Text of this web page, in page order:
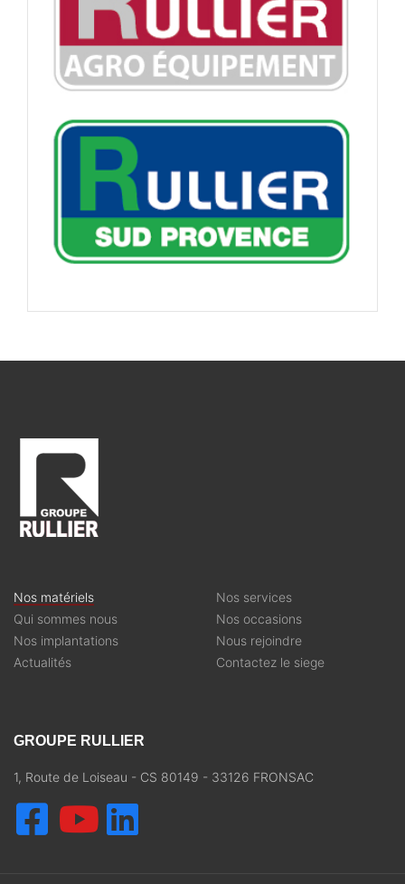
Nos matériels
Qui sommes nous
Nos implantations
Actualités
Nos services
Nos occasions
Nous rejoindre
Contactez le siege
GROUPE RULLIER
1, Route de Loiseau - CS 80149 - 33126 FRONSAC